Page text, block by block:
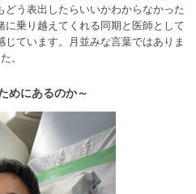
どう表出したらいいかわからなかった
乗り越えてくれる同期と医師として
ています。月並みな言葉ではありま
。
にあるのか～